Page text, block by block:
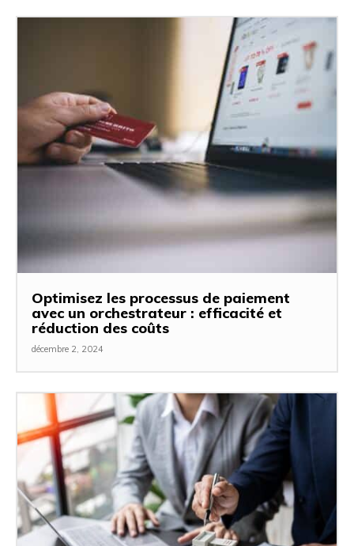
Optimisez les processus de paiement
avec un orchestrateur : efficacité et
réduction des coûts
décembre 2, 2024